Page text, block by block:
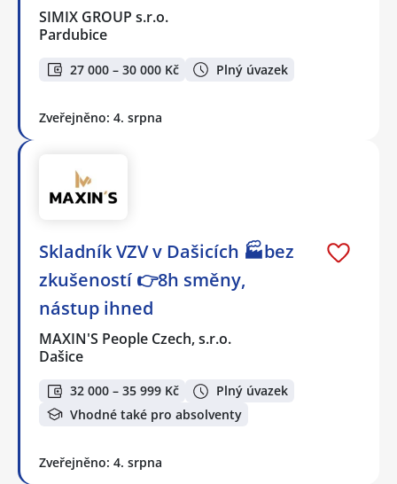
SIMIX GROUP s.r.o.
Pardubice
27 000 – 30 000 Kč Plný úvazek
Zveřejněno: 4. srpna
Skladník VZV v Dašicích 🏭bez
zkušeností 👉8h směny,
nástup ihned
MAXIN'S People Czech, s.r.o.
Dašice
32 000 – 35 999 Kč
Plný úvazek
Vhodné také pro absolventy
Zveřejněno: 4. srpna